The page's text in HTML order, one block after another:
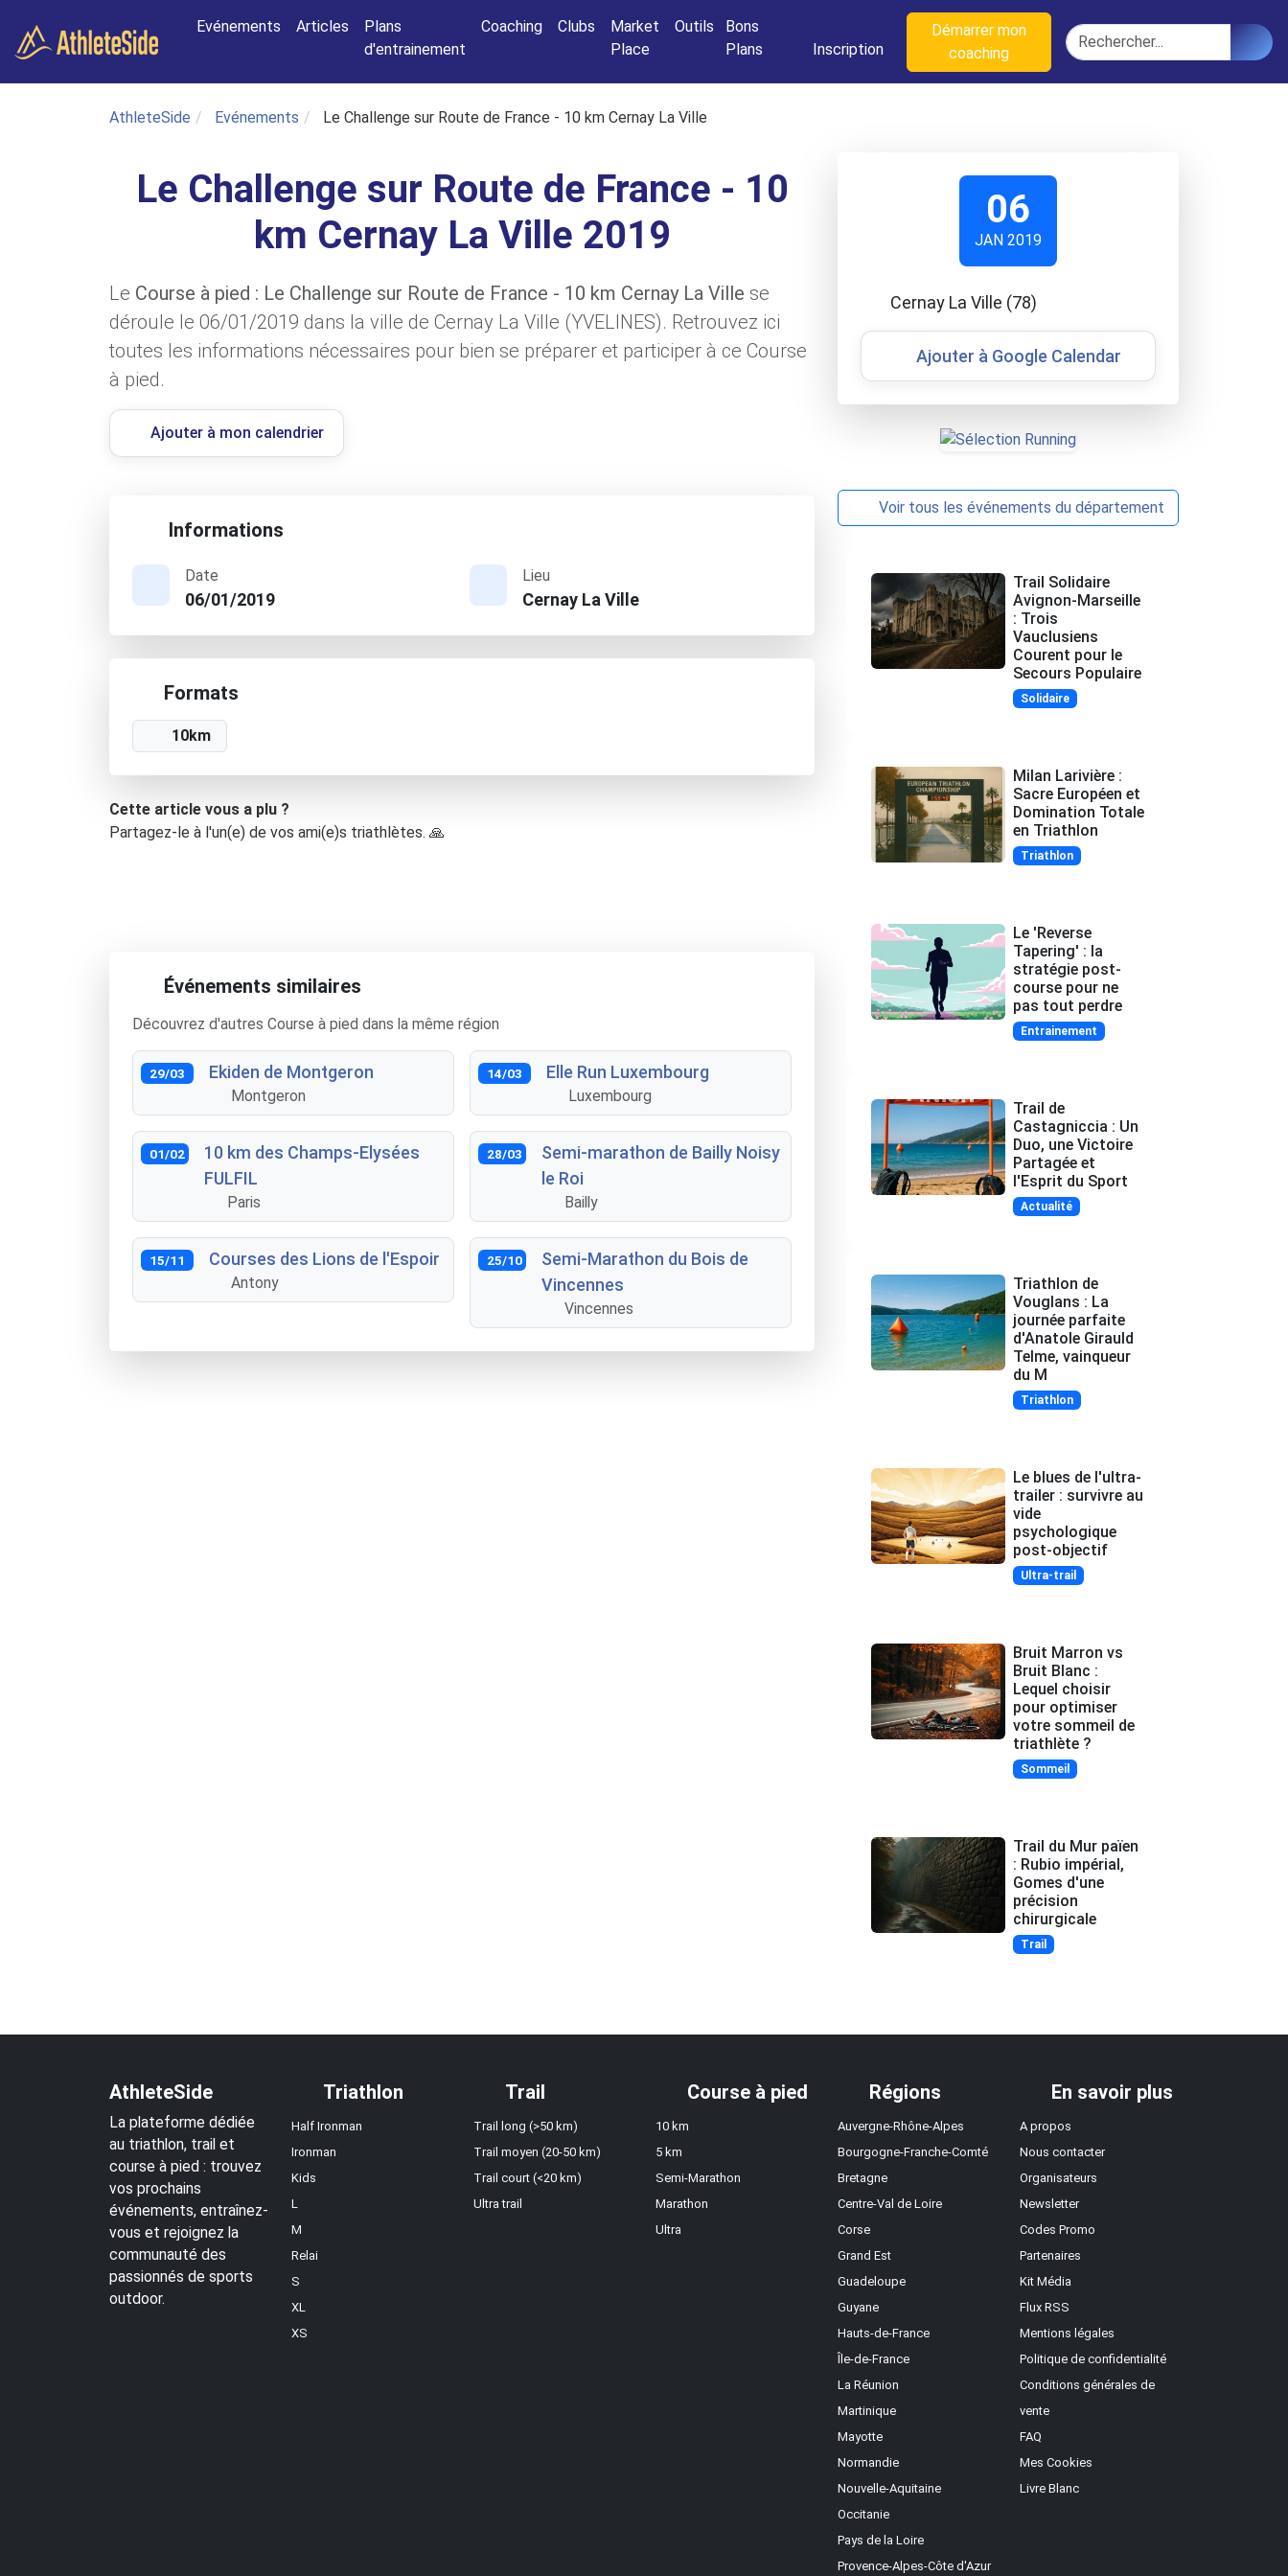
Evénements
Articles
Plans
d'entrainement
Coaching Clubs
Market
Place
Outils
Bons
Plans
Inscription
Démarrer mon
coaching
Rechercher
AthleteSide Evénements Le Challenge sur Route de France - 10 km Cernay La Ville
Le Challenge sur Route de France - 10
km Cernay La Ville 2019
Le Course à pied : Le Challenge sur Route de France - 10 km Cernay La Ville se
déroule le 06/01/2019 dans la ville de Cernay La Ville (YVELINES). Retrouvez ici
toutes les informations nécessaires pour bien se préparer et participer à ce Course
à pied.
Ajouter à mon calendrier
Informations
Date
06/01/2019
Lieu
Cernay La Ville
Formats
10km
Cette article vous a plu ?
Partagez-le à l'un(e) de vos ami(e)s triathlètes. 🙏
Événements similaires
Découvrez d'autres Course à pied dans la même région
29/03 Ekiden de Montgeron
Montgeron
14/03 Elle Run Luxembourg
Luxembourg
01/02
10 km des Champs-Elysées
FULFIL
Paris
28/03
Semi-marathon de Bailly Noisy
le Roi
Bailly
15/11 Courses des Lions de l'Espoir
Antony
25/10
Semi-Marathon du Bois de
Vincennes
Vincennes
06
JAN 2019
Cernay La Ville (78)
Ajouter à Google Calendar
Voir tous les événements du département
Trail Solidaire
Avignon-Marseille
: Trois
Vauclusiens
Courent pour le
Secours Populaire
Solidaire
Milan Larivière :
Sacre Européen et
Domination Totale
en Triathlon
Triathlon
Le 'Reverse
Tapering' : la
stratégie post-
course pour ne
pas tout perdre
Entrainement
Trail de
Castagniccia : Un
Duo, une Victoire
Partagée et
l'Esprit du Sport
Actualité
Triathlon de
Vouglans : La
journée parfaite
d'Anatole Girauld
Telme, vainqueur
du M
Triathlon
Le blues de l'ultra-
trailer : survivre au
vide
psychologique
post-objectif
Ultra-trail
Bruit Marron vs
Bruit Blanc :
Lequel choisir
pour optimiser
votre sommeil de
triathlète ?
Sommeil
Trail du Mur païen
: Rubio impérial,
Gomes d'une
précision
chirurgicale
Trail
AthleteSide
La plateforme dédiée
au triathlon, trail et
course à pied : trouvez
vos prochains
événements, entraînez-
vous et rejoignez la
communauté des
passionnés de sports
outdoor.
Triathlon
Half Ironman
Ironman
Kids
L
M
Relai
S
XL
XS
Trail
Trail long (>50 km)
Trail moyen (20-50 km)
Trail court (<20 km)
Ultra trail
Course à pied
10 km
5 km
Semi-Marathon
Marathon
Ultra
Régions
Auvergne-Rhône-Alpes
Bourgogne-Franche-Comté
Bretagne
Centre-Val de Loire
Corse
Grand Est
Guadeloupe
Guyane
Hauts-de-France
Île-de-France
La Réunion
Martinique
Mayotte
Normandie
Nouvelle-Aquitaine
Occitanie
Pays de la Loire
Provence-Alpes-Côte d'Azur
En savoir plus
A propos
Nous contacter
Organisateurs
Newsletter
Codes Promo
Partenaires
Kit Média
Flux RSS
Mentions légales
Politique de confidentialité
Conditions générales de
vente
FAQ
Mes Cookies
Livre Blanc